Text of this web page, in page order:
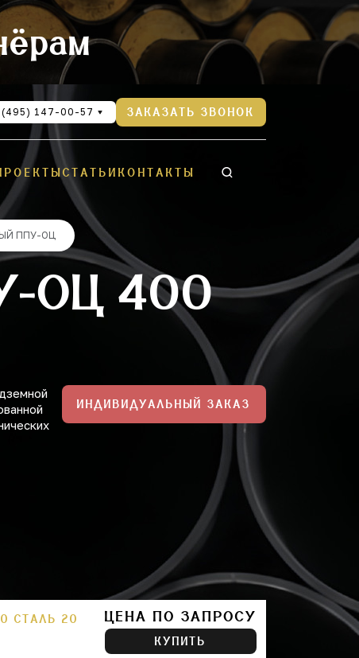
(495) 147-00-57 ЗАКАЗАТЬ ЗВОНОК
СТАТЬИ КОНТАКТЫ
ППУ-ОЦ
ОЦ 400
ИНДИВИДУАЛЬНЫЙ ЗАКАЗ
СТАЛЬ 20
ЦЕНА ПО ЗАПРОСУ
КУПИТЬ